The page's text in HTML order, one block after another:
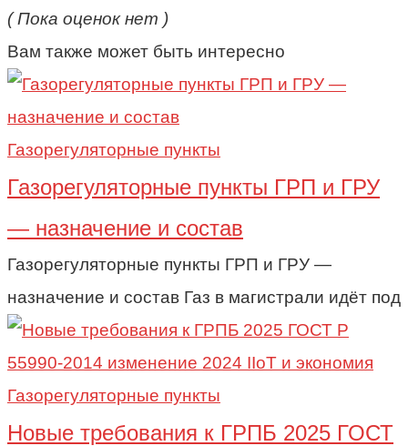
( Пока оценок нет )
Вам также может быть интересно
Газорегуляторные пункты
Газорегуляторные пункты ГРП и ГРУ
— назначение и состав
Газорегуляторные пункты ГРП и ГРУ —
назначение и состав Газ в магистрали идёт под
Газорегуляторные пункты
Новые требования к ГРПБ 2025 ГОСТ